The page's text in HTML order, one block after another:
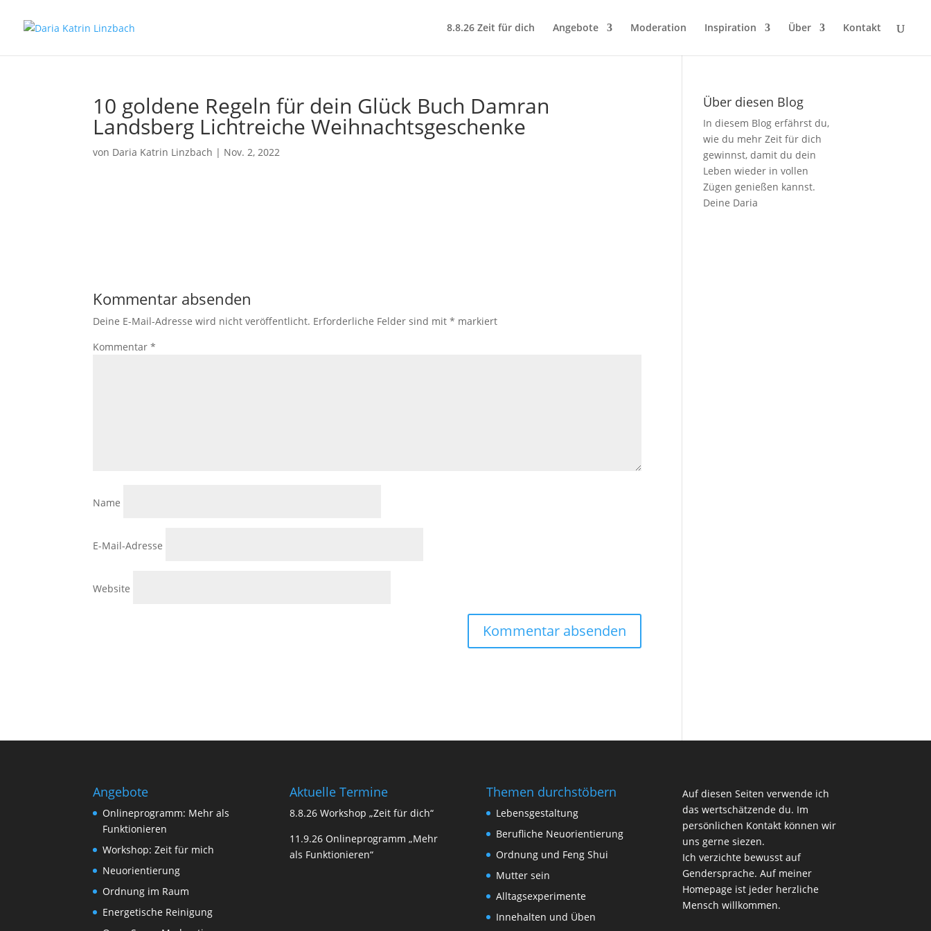
8.8.26 Zeit für dich Angebote Moderation Inspiration Über Kontakt
10 goldene Regeln für dein Glück Buch Damran
Landsberg Lichtreiche Weihnachtsgeschenke
von Daria Katrin Linzbach | Nov. 2, 2022
Kommentar absenden
Deine E-Mail-Adresse wird nicht veröffentlicht. Erforderliche Felder sind mit* markiert
Kommentar*
Name
E-Mail-Adresse
Website
Über diesen Blog
In diesem Blog erfährst du,
wie du mehr Zeit für dich
gewinnst, damit du dein
Leben wieder in vollen
Zügen genießen kannst.
Deine Daria
Angebote
Onlineprogramm: Mehr als
Funktionieren
Workshop: Zeit für mich
Neuorientierung
Ordnung im Raum
Energetische Reinigung
Aktuelle Termine
8.8.26 Workshop „Zeit für dich“
11.9.26 Onlineprogramm „Mehr
als Funktionieren“
Themen durchstöbern
Lebensgestaltung
Berufliche Neuorientierung
Ordnung und Feng Shui
Mutter sein
Alltagsexperimente
Innehalten und Üben
Auf diesen Seiten verwende ich
das wertschätzende du. Im
persönlichen Kontakt können wir
uns gerne siezen.
Ich verzichte bewusst auf
Gendersprache. Auf meiner
Homepage ist jeder herzliche
Mensch willkommen.